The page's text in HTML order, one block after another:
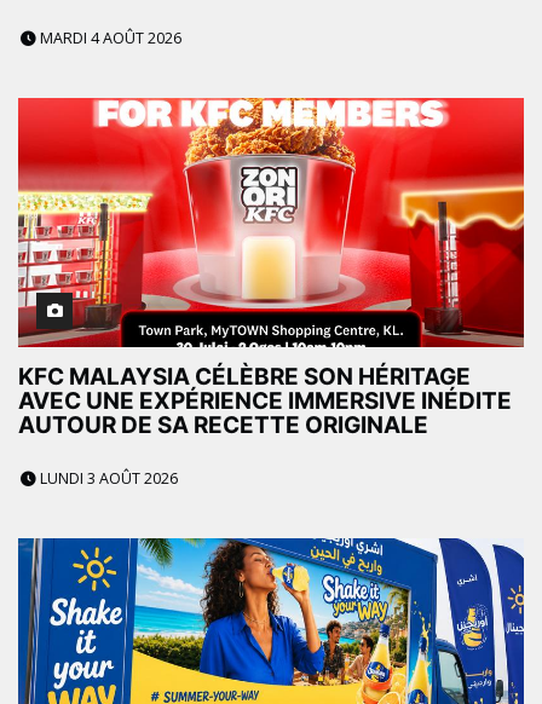
MARDI 4 AOÛT 2026
KFC MALAYSIA CÉLÈBRE SON HÉRITAGE
AVEC UNE EXPÉRIENCE IMMERSIVE INÉDITE
AUTOUR DE SA RECETTE ORIGINALE
LUNDI 3 AOÛT 2026